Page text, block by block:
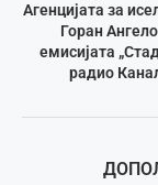
Агенцијата за
Горан
емисијата
радио